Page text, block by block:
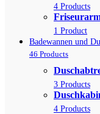
4 Products
1 Product
Badewannen und
46 Products
3 Products
4 Products